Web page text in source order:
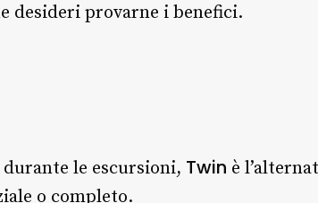
desideri provarne i benefici.
le escursioni, Twin è
o completo.